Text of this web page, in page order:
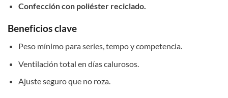
Confección con poliéster reciclado.
Beneficios clave
Peso mínimo para series, tempo y competencia.
Ventilación total en días calurosos.
Ajuste seguro que no roza.